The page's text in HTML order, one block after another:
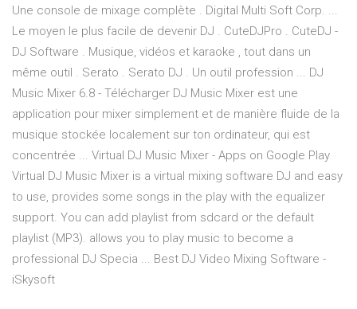
Une console de mixage complète . Digital Multi Soft Corp. ...
Le moyen le plus facile de devenir DJ . CuteDJPro . CuteDJ -
DJ Software . Musique, vidéos et karaoke , tout dans un
même outil . Serato . Serato DJ . Un outil profession ... DJ
Music Mixer 6.8 - Télécharger DJ Music Mixer est une
application pour mixer simplement et de manière fluide de la
musique stockée localement sur ton ordinateur, qui est
concentrée ... Virtual DJ Music Mixer - Apps on Google Play
Virtual DJ Music Mixer is a virtual mixing software DJ and easy
to use, provides some songs in the play with the equalizer
support. You can add playlist from sdcard or the default
playlist (MP3). allows you to play music to become a
professional DJ Specia ... Best DJ Video Mixing Software -
iSkysoft